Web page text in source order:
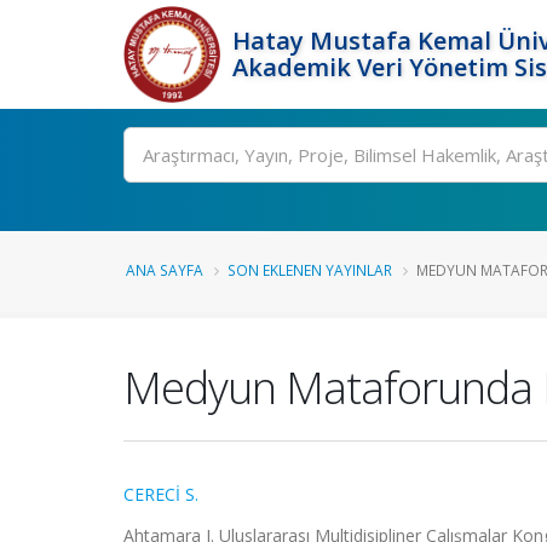
Hatay Mustafa Kemal
Akademik Veri Yönetim
Ara
ANA SAYFA SON EKLENEN YAYINLAR MEDYUN
Medyun Mataforunda
CERECİ S.
Ahtamara I. Uluslararası Multidisipliner Çalışmalar